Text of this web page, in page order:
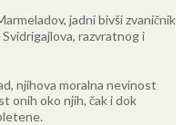
jadni bivši zvaničnik
razvratnog i
njihova moralna nevinost
onih oko njih, čak i dok